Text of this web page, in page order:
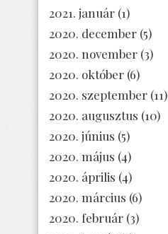
2021. január (1)
2020. december (5)
2020. november (3)
2020. október (6)
2020. szeptember (11)
2020. augusztus (10)
2020. június (5)
2020. május (4)
2020. április (4)
2020. március (6)
2020. február (3)